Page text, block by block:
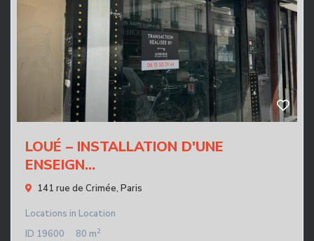
LOUÉ – INSTALLATION D'UNE
ENSEIGN...
141 rue de Crimée, Paris
Locations in Location
ID 19600 80 m2